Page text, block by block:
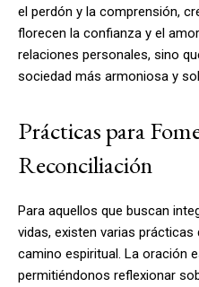
el perdón y la comprensión,
florecen la confianza y el
relaciones personales, sino
sociedad más armoniosa y
Prácticas para
Reconciliación
Para aquellos que buscan
vidas, existen varias prácticas
camino espiritual. La oración
permitiéndonos reflexionar